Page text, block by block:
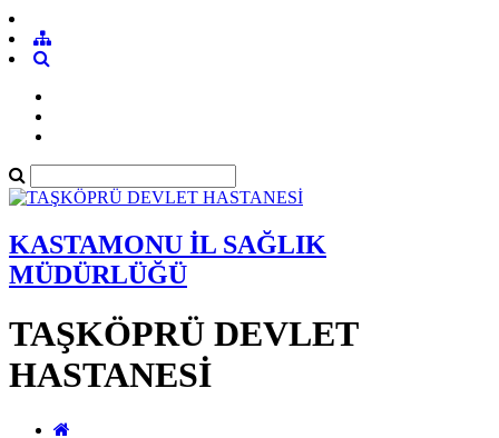
KASTAMONU İL SAĞLIK
MÜDÜRLÜĞÜ
TAŞKÖPRÜ DEVLET
HASTANESİ